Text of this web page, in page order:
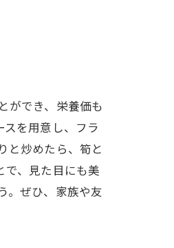
ができ、栄養価も
を用意し、フラ
と炒めたら、筍と
で、見た目にも美
。ぜひ、家族や友